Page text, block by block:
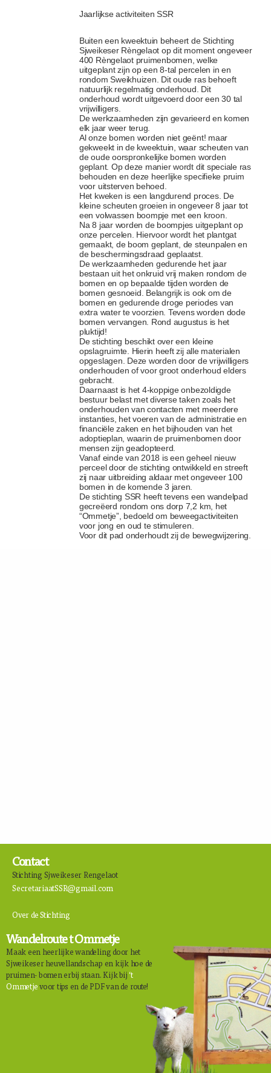
Jaarlijkse activiteiten SSR
Buiten een kweektuin beheert de Stichting
Sjweikeser Rèngelaot op dit moment ongeveer
400 Rèngelaot pruimenbomen, welke
uitgeplant zijn op een 8-tal percelen in en
rondom Sweikhuizen. Dit oude ras behoeft
natuurlijk regelmatig onderhoud. Dit
onderhoud wordt uitgevoerd door een 30 tal
vrijwilligers.
De werkzaamheden zijn gevarieerd en komen
elk jaar weer terug.
Al onze bomen worden niet geënt! maar
gekweekt in de kweektuin, waar scheuten van
de oude oorspronkelijke bomen worden
geplant. Op deze manier wordt dit speciale ras
behouden en deze heerlijke specifieke pruim
voor uitsterven behoed.
Het kweken is een langdurend proces. De
kleine scheuten groeien in ongeveer 8 jaar tot
een volwassen boompje met een kroon.
Na 8 jaar worden de boompjes uitgeplant op
onze percelen. Hiervoor wordt het plantgat
gemaakt, de boom geplant, de steunpalen en
de beschermingsdraad geplaatst.
De werkzaamheden gedurende het jaar
bestaan uit het onkruid vrij maken rondom de
bomen en op bepaalde tijden worden de
bomen gesnoeid. Belangrijk is ook om de
bomen en gedurende droge periodes van
extra water te voorzien. Tevens worden dode
bomen vervangen. Rond augustus is het
pluktijd!
De stichting beschikt over een kleine
opslagruimte. Hierin heeft zij alle materialen
opgeslagen. Deze worden door de vrijwilligers
onderhouden of voor groot onderhoud elders
gebracht.
Daarnaast is het 4-koppige onbezoldigde
bestuur belast met diverse taken zoals het
onderhouden van contacten met meerdere
instanties, het voeren van de administratie en
financiële zaken en het bijhouden van het
adoptieplan, waarin de pruimenbomen door
mensen zijn geadopteerd.
Vanaf einde van 2018 is een geheel nieuw
perceel door de stichting ontwikkeld en streeft
zij naar uitbreiding aldaar met ongeveer 100
bomen in de komende 3 jaren.
De stichting SSR heeft tevens een wandelpad
gecreëerd rondom ons dorp 7,2 km, het
“Ommetje”, bedoeld om beweegactiviteiten
voor jong en oud te stimuleren.
Voor dit pad onderhoudt zij de bewegwijzering.
Contact
Stichting Sjweikeser Rengelaot
SecretariaatSSR@gmail.com
Over de Stichting
Wandelroute t Ommetje
Maak een heerlijke wandeling door het
Sjweikeser heuvellandschap en kijk hoe de
pruimen- bomen erbij staan. Kijk bij‘t
Ommetjevoor tips en de PDF van de route!